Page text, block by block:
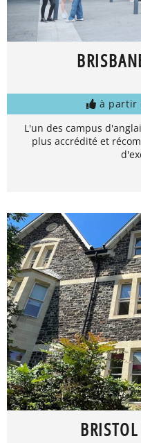
à partir
L'un des campus
plus accrédité et